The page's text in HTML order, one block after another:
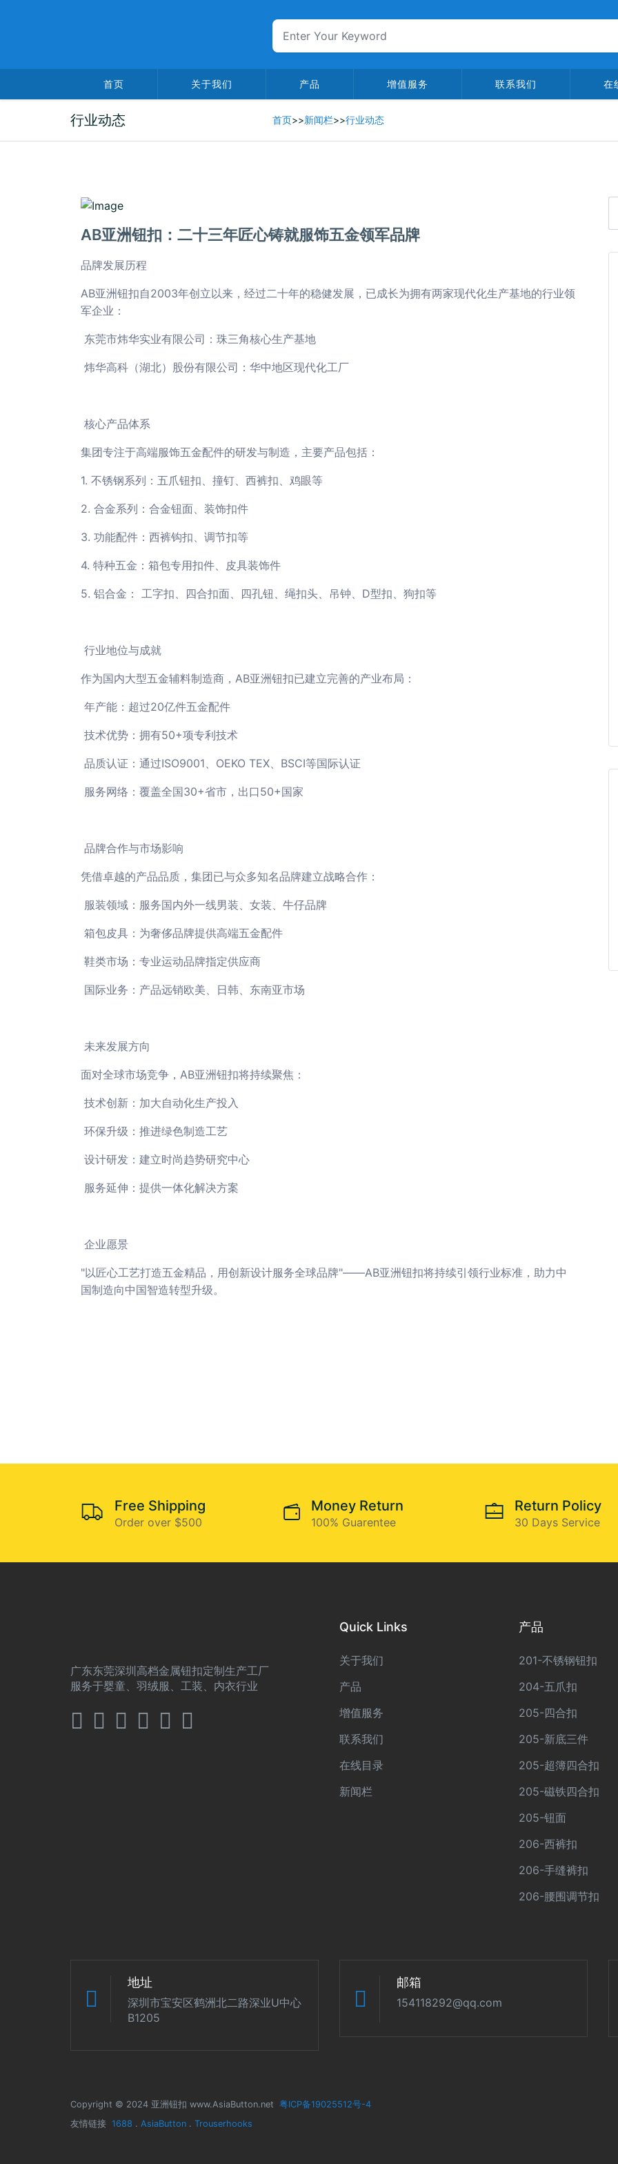
首页 关于我们 产品 增值服务 联系我们 在
行业动态 首页>>新闻栏>>行业动态
2025-06-29
AB亚洲钮扣：二十三年匠心铸就服饰五金领军品牌
品牌发展历程
AB亚洲钮扣自2003年创立以来，经过二十年的稳健发展，已成长为拥有两家现代化生产基地的行业领
军企业：
东莞市炜华实业有限公司：珠三角核心生产基地
炜华高科（湖北）股份有限公司：华中地区现代化工厂
核心产品体系
集团专注于高端服饰五金配件的研发与制造，主要产品包括：
1. 不锈钢系列：五爪钮扣、撞钉、西裤扣、鸡眼等
2. 合金系列：合金钮面、装饰扣件
3. 功能配件：西裤钩扣、调节扣等
4. 特种五金：箱包专用扣件、皮具装饰件
5. 铝合金： 工字扣、四合扣面、四孔钮、绳扣头、吊钟、D型扣、狗扣等
行业地位与成就
作为国内大型五金辅料制造商，AB亚洲钮扣已建立完善的产业布局：
年产能：超过20亿件五金配件
技术优势：拥有50+项专利技术
品质认证：通过ISO9001、OEKO TEX、BSCI等国际认证
服务网络：覆盖全国30+省市，出口50+国家
品牌合作与市场影响
凭借卓越的产品品质，集团已与众多知名品牌建立战略合作：
服装领域：服务国内外一线男装、女装、牛仔品牌
箱包皮具：为奢侈品牌提供高端五金配件
鞋类市场：专业运动品牌指定供应商
国际业务：产品远销欧美、日韩、东南亚市场
未来发展方向
面对全球市场竞争，AB亚洲钮扣将持续聚焦：
技术创新：加大自动化生产投入
环保升级：推进绿色制造工艺
设计研发：建立时尚趋势研究中心
服务延伸：提供一体化解决方案
企业愿景
"以匠心工艺打造五金精品，用创新设计服务全球品牌"——AB亚洲钮扣将持续引领行业标准，助力中
国制造向中国智造转型升级。
Free Shipping
Order over $500
Money Return
100% Guarentee
Return Policy
30 Days Service
广东东莞深圳高档金属钮扣定制生产工厂
服务于婴童、羽绒服、工装、内衣行业
Quick Links
关于我们
产品
增值服务
联系我们
在线目录
新闻栏
产品
201-不锈钢钮扣
204-五爪扣
205-四合扣
205-新底三件
205-超簿四合扣
205-磁铁四合扣
205-钮面
206-西裤扣
206-手缝裤扣
206-腰围调节扣
地址
深圳市宝安区鹤洲北二路深业U中心
B1205
邮箱
154118292@qq.com
Copyright © 2024 亚洲钮扣 www.AsiaButton.net 粤ICP备19025512号-4
友情链接 1688 . AsiaButton . Trouserhooks